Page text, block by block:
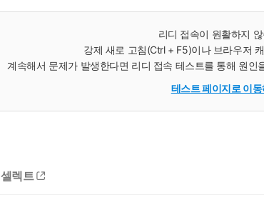
리디 접속이 원활하지
강제 새로 고침(Ctrl + F5)이나 브라우저
계속해서 문제가 발생한다면 리디 접속 테스트를 통해 원
테스트 페이지로 이
셀렉트